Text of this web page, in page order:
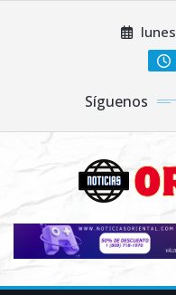
Síguenos